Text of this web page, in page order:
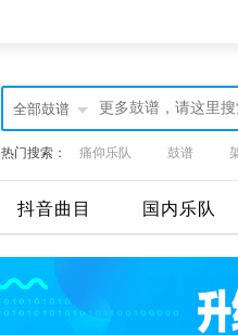
全部鼓谱
热门搜索： 痛仰乐队 鼓谱
抖音曲目 国内乐队